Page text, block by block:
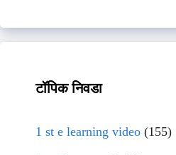
टॉपिक निवडा
1 st e learning video (155)